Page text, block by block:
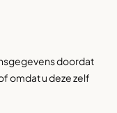
doordat
omdat u deze zelf